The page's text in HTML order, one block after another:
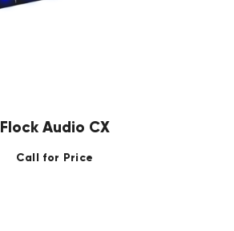
Flock Audio CX
Call for Price